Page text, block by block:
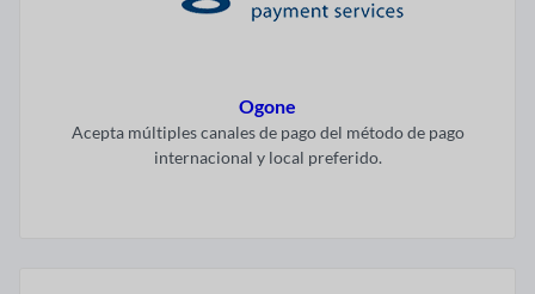
Ogone
Acepta múltiples canales de pago del método de pago
internacional y local preferido.